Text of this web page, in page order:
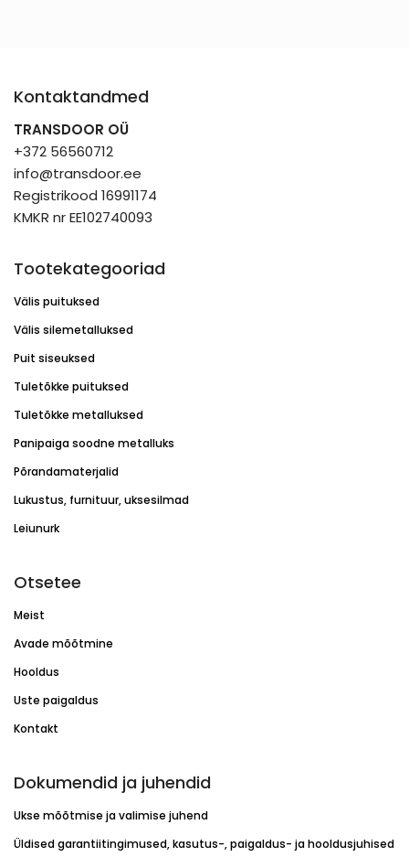
Kontaktandmed
TRANSDOOR OÜ
+372 56560712
info@transdoor.ee
Registrikood 16991174
KMKR nr EE102740093
Tootekategooriad
Välis puituksed
Välis silemetalluksed
Puit siseuksed
Tuletõkke puituksed
Tuletõkke metalluksed
Panipaiga soodne metalluks
Põrandamaterjalid
Lukustus, furnituur, uksesilmad
Leiunurk
Otsetee
Meist
Avade mõõtmine
Hooldus
Uste paigaldus
Kontakt
Dokumendid ja juhendid
Ukse mõõtmise ja valimise juhend
Üldised garantiitingimused, kasutus-, paigaldus- ja hooldusjuhised